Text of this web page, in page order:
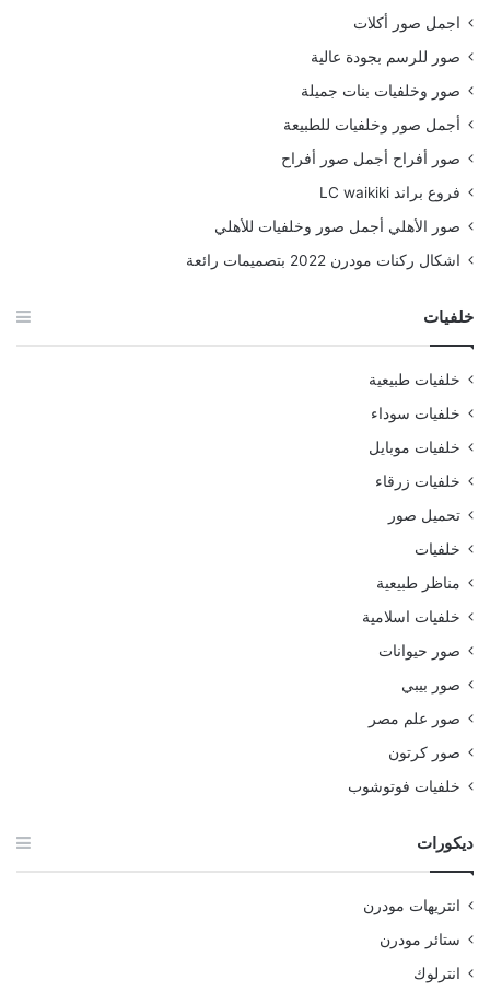
اجمل صور أكلات
صور للرسم بجودة عالية
صور وخلفيات بنات جميلة
أجمل صور وخلفيات للطبيعة
صور أفراح أجمل صور أفراح
فروع براند LC waikiki
صور الأهلي أجمل صور وخلفيات للأهلي
اشكال ركنات مودرن 2022 بتصميمات رائعة
خلفيات
خلفيات طبيعية
خلفيات سوداء
خلفيات موبايل
خلفيات زرقاء
تحميل صور
خلفيات
مناظر طبيعية
خلفيات اسلامية
صور حيوانات
صور بيبي
صور علم مصر
صور كرتون
خلفيات فوتوشوب
ديكورات
انتريهات مودرن
ستائر مودرن
انترلوك